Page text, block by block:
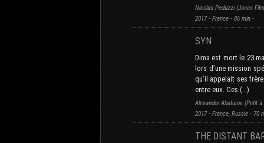
Nicolas Peduzzi (Jonas
2017 - France - 86 min -
SYN
Dima est mort le 23
lors d’une mission
qu’il appelait ses
entre eux. Ces (…)
Alexander Abaturov (Petit
2017 - France, Russie - 70
THE DISTANT